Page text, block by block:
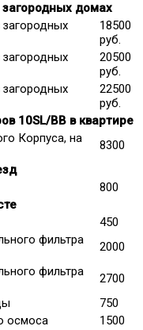
домах
18500
руб.
20500
руб.
22500
руб.
10SL/ВВ в квартире
Корпуса, на
8300
800
450
фильтра
2000
фильтра
2700
750
осмоса
1500